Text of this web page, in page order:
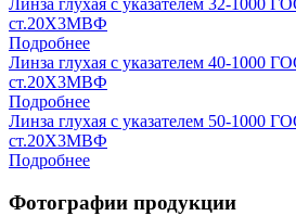
Линза глухая с указателем 32-1000
ст.20Х3МВФ
Подробнее
Линза глухая с указателем 40-1000
ст.20Х3МВФ
Подробнее
Линза глухая с указателем 50-1000
ст.20Х3МВФ
Подробнее
Фотографии продукции